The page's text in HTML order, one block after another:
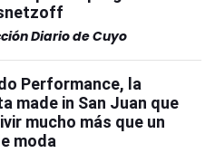
Diario de Cuyo
Performance, la
made in San Juan que
mucho más que un
moda